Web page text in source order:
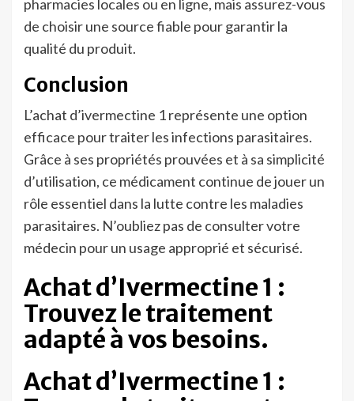
pharmacies locales ou en ligne, mais assurez-vous
de choisir une source fiable pour garantir la
qualité du produit.
Conclusion
L’achat d’ivermectine 1 représente une option
efficace pour traiter les infections parasitaires.
Grâce à ses propriétés prouvées et à sa simplicité
d’utilisation, ce médicament continue de jouer un
rôle essentiel dans la lutte contre les maladies
parasitaires. N’oubliez pas de consulter votre
médecin pour un usage approprié et sécurisé.
Achat d’Ivermectine 1 :
Trouvez le traitement
adapté à vos besoins.
Achat d’Ivermectine 1 :